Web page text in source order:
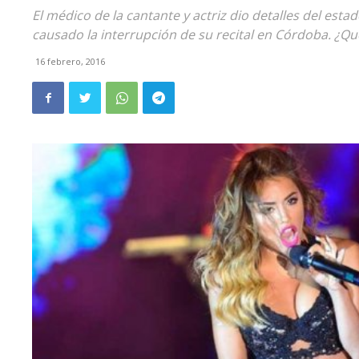
El médico de la cantante y actriz dio detalles del
causado la interrupción de su recital en Córdoba.
16 febrero, 2016